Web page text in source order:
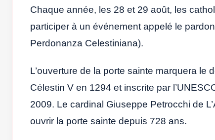
Chaque année, les 28 et 29 août, les
participer à un événement appelé le
Perdonanza Celestiniana).
L’ouverture de la porte sainte marquera
Célestin V en 1294 et inscrite par
2009. Le cardinal Giuseppe Petrocchi de
ouvrir la porte sainte depuis 728 ans.